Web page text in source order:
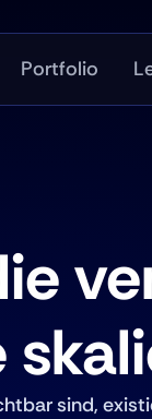
Portfolio
sind,